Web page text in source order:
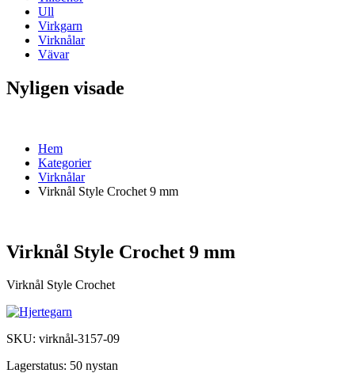
Ull
Virkgarn
Virknålar
Vävar
Nyligen visade
Hem
Kategorier
Virknålar
Virknål Style Crochet 9 mm
Virknål Style Crochet 9 mm
Virknål Style Crochet
SKU: virknål-3157-09
Lagerstatus: 50 nystan